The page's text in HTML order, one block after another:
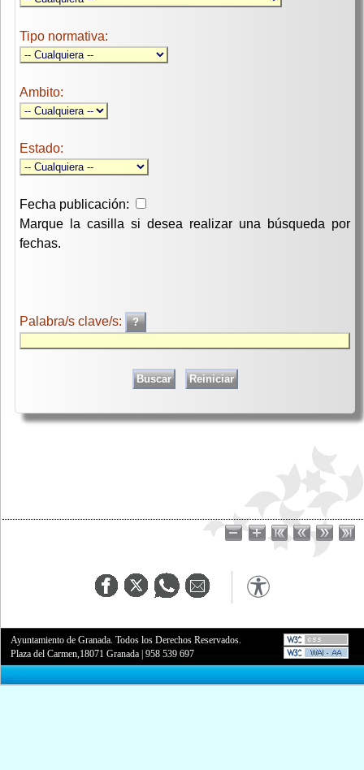
Tipo normativa:
Ambito:
Estado:
Fecha publicación:
Marque la casilla si desea realizar una búsqueda por
fechas.
Palabra/s clave/s:
Ayuntamiento de Granada. Todos los Derechos Reservados.
Plaza del Carmen,18071 Granada |958 539 697